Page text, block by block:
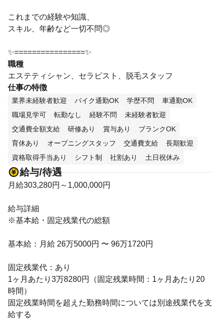
これまでの経験や知識、
スキル、年齢など一切不問◎
✨================✨
職種
エステティシャン、セラピスト、脱毛スタッフ
仕事の特徴
業界未経験者歓迎 バイク通勤OK 学歴不問
車通勤OK
職場見学可
転勤なし 経験不問
未経験者歓迎
交通費全額支給
研修あり 賞与あり
ブランクOK
育休あり
オープニングスタッフ 交通費支給
長期歓迎
資格取得手当あり
シフト制 社割あり 土日祝休み
給与/待遇
月給303,280円～1,000,000円
給与詳細
※基本給・固定残業代の総額
基本給：月給 26万5000円 〜 96万1720円
固定残業代：あり
1ヶ月あたり3万8280円（固定残業時間：1ヶ月あたり20
時間）
固定残業時間を超えた勤務時間については別途残業代を支
給する